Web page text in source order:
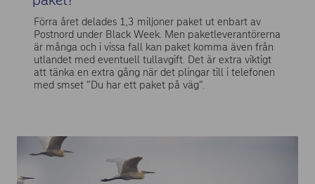
Förra året delades 1,3 miljoner paket ut enbart av
Postnord under Black Week. Men paketleverantörerna
är många och i vissa fall kan paket komma även från
utlandet med eventuell tullavgift. Det är extra viktigt
att tänka en extra gång när det plingar till i telefonen
med smset ”Du har ett paket på väg”.